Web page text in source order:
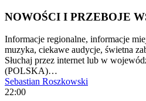
NOWOŚCI I PRZEBOJE
Informacje regionalne, informacje
muzyka, ciekawe audycje, świetna
Słuchaj przez internet lub w
(POLSKA)…
Sebastian Roszkowski
22:00